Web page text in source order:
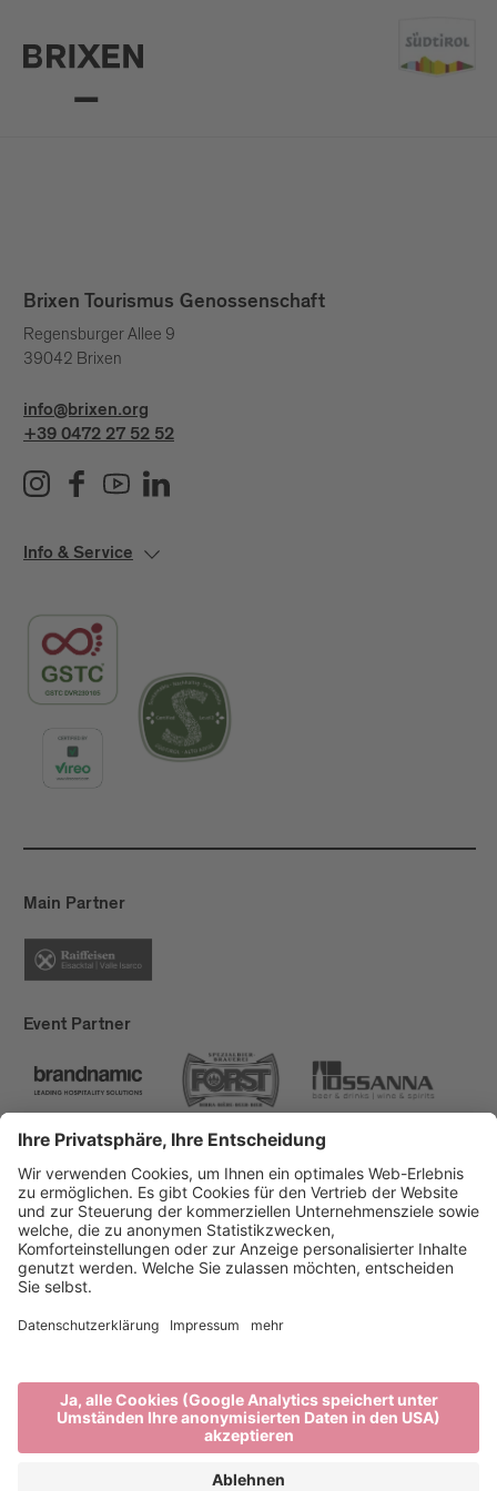
Brixen Tourismus Genossenschaft
Regensburger Allee 9
39042 Brixen
info@brixen.org
+39 0472 27 52 52
Info & Service
Main Partner
Event Partner
Brixen Tourismus
Privacy
Impressum
Förderungen
produced by